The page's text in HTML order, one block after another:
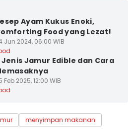
Ayam Kukus Enoki,
Food yang Lezat!
Jun 2024, 06:00 WIB
Jenis Jamur Edible dan Cara
Feb 2025, 12:00 WIB
menyimpan makanan